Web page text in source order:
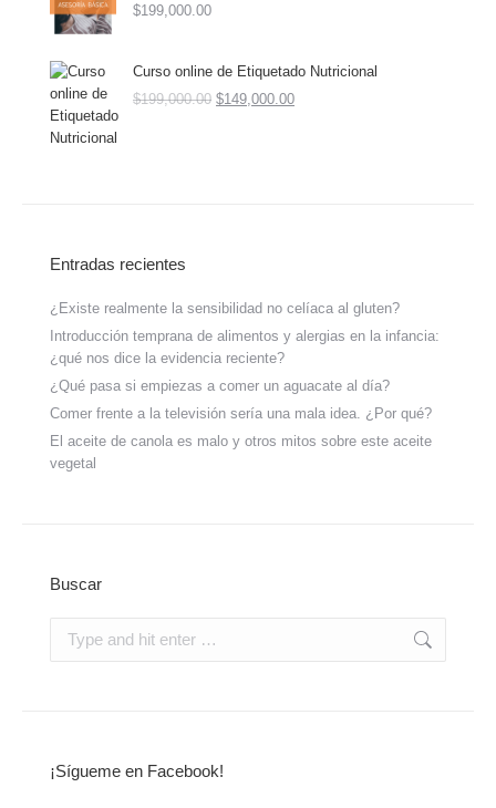
$199,000.00
Curso online de Etiquetado Nutricional
$199,000.00 $149,000.00
Entradas recientes
¿Existe realmente la sensibilidad no celíaca al gluten?
Introducción temprana de alimentos y alergias en la infancia:
¿qué nos dice la evidencia reciente?
¿Qué pasa si empiezas a comer un aguacate al día?
Comer frente a la televisión sería una mala idea. ¿Por qué?
El aceite de canola es malo y otros mitos sobre este aceite
vegetal
Buscar
¡Sígueme en Facebook!